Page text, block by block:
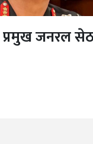
प्रमुख जनरल